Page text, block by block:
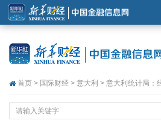
首页 > 国际财经 > 意大利 > 意大利统计局：